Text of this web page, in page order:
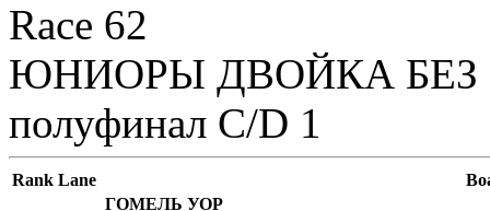
Race 62
ЮНИОРЫ ДВОЙКА БЕЗ
полуфинал C/D 1
Rank Lane
ГОМЕЛЬ УОР